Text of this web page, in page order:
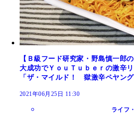
【Ｂ級フード研究家・野島慎一郎
大成功でＹｏｕＴｕｂｅｒの激辛
「ザ・マイルド！ 獄激辛ペヤング
2021年06月25日 11:30
ライフ